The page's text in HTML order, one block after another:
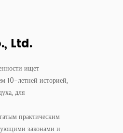
Ltd.
ищет
10-летней историей,
для
практическим
законами и